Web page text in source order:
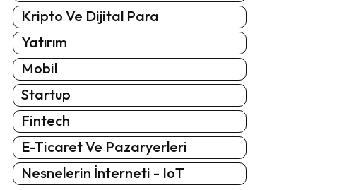
Kripto Ve Dijital Para
Yatırım
Mobil
Startup
Fintech
E-Ticaret Ve Pazaryerleri
Nesnelerin İnterneti - IoT